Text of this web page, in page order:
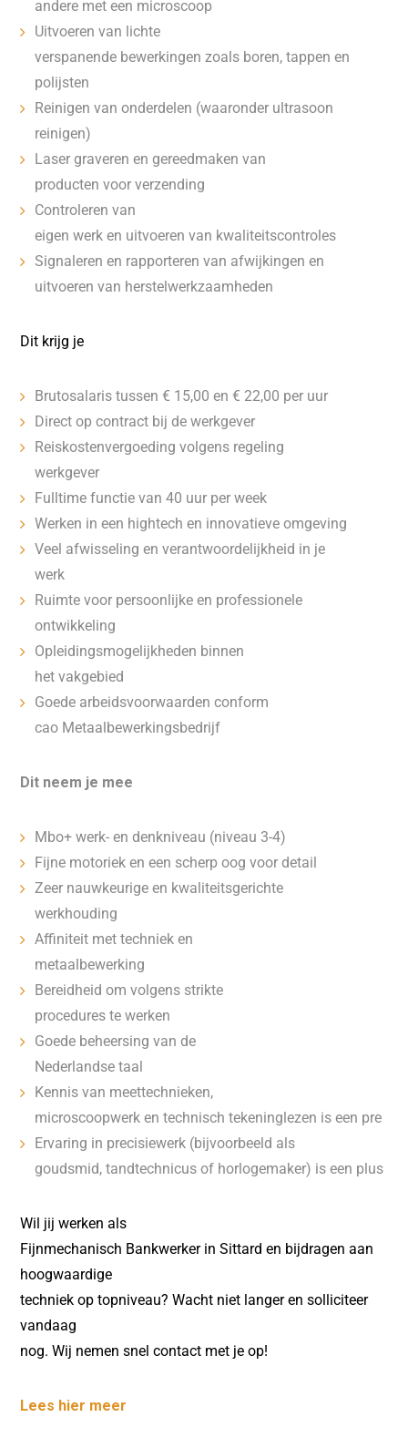
andere met een microscoop
Uitvoeren van lichte
verspanende bewerkingen zoals boren, tappen en
polijsten
Reinigen van onderdelen (waaronder ultrasoon
reinigen)
Laser graveren en gereedmaken van
producten voor verzending
Controleren van
eigen werk en uitvoeren van kwaliteitscontroles
Signaleren en rapporteren van afwijkingen en
uitvoeren van herstelwerkzaamheden
Dit krijg je
Brutosalaris tussen € 15,00 en € 22,00 per uur
Direct op contract bij de werkgever
Reiskostenvergoeding volgens regeling
werkgever
Fulltime functie van 40 uur per week
Werken in een hightech en innovatieve omgeving
Veel afwisseling en verantwoordelijkheid in je
werk
Ruimte voor persoonlijke en professionele
ontwikkeling
Opleidingsmogelijkheden binnen
het vakgebied
Goede arbeidsvoorwaarden conform
cao Metaalbewerkingsbedrijf
Dit neem je mee
Mbo+ werk- en denkniveau (niveau 3-4)
Fijne motoriek en een scherp oog voor detail
Zeer nauwkeurige en kwaliteitsgerichte
werkhouding
Affiniteit met techniek en
metaalbewerking
Bereidheid om volgens strikte
procedures te werken
Goede beheersing van de
Nederlandse taal
Kennis van meettechnieken,
microscoopwerk en technisch tekeninglezen is een pre
Ervaring in precisiewerk (bijvoorbeeld als
goudsmid, tandtechnicus of horlogemaker) is een plus
Wil jij werken als
Fijnmechanisch Bankwerker in Sittard en bijdragen aan
hoogwaardige
techniek op topniveau? Wacht niet langer en solliciteer
vandaag
nog. Wij nemen snel contact met je op!
Lees hier meer